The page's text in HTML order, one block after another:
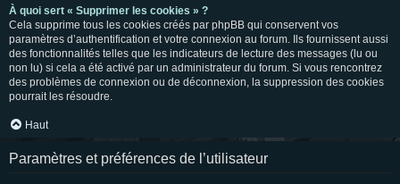
À quoi sert « Supprimer les cookies » ?
Cela supprime tous les cookies créés par phpBB qui conservent vos
paramètres d’authentification et votre connexion au forum. Ils fournissent aussi
des fonctionnalités telles que les indicateurs de lecture des messages (lu ou
non lu) si cela a été activé par un administrateur du forum. Si vous rencontrez
des problèmes de connexion ou de déconnexion, la suppression des cookies
pourrait les résoudre.
Haut
Paramètres et préférences de l’utilisateur